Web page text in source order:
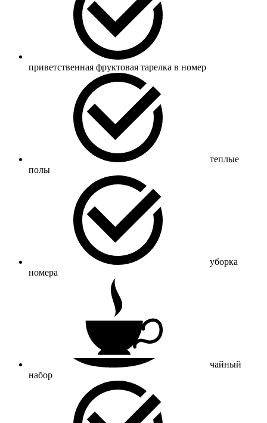
приветственная фруктовая тарелка в номер
теплые
полы
уборка
номера
чайный
набор